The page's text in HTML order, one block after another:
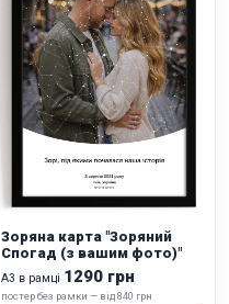
Зоряна карта "Зоряний
Спогад (з вашим фото)"
А3 в рамці 1290 грн
постер без рамки — від 840 грн